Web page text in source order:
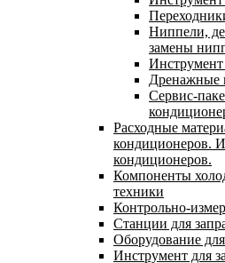
Ниппели,
замены
Инструмент
Дренажные
Сервис-
Расходные
кондиционеров.
кондиционеров.
Компоненты
техники
Контрольно-
Станции для
Оборудование
Инструмент для